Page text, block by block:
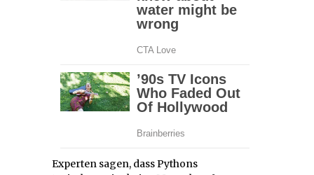
Experten sagen, dass Pythons